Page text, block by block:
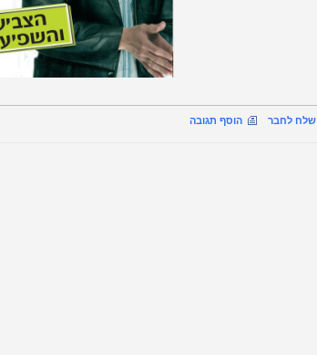
שלח לחבר הוסף תגובה